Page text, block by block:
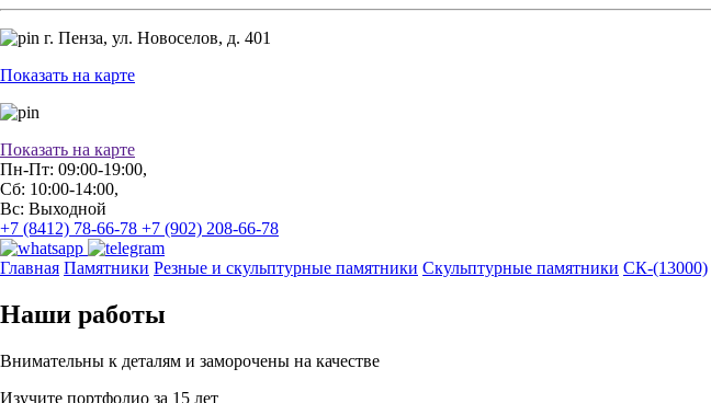
г. Пенза, ул. Новоселов, д. 401
Показать на карте
Показать на карте
Пн-Пт: 09:00-19:00,
Сб: 10:00-14:00,
Вс: Выходной
+7 (8412) 78-66-78 +7 (902) 208-66-78
Главная Памятники Резные и скульптурные памятники Скульптурные памятники СК-(13000)
Наши работы
Внимательны к деталям и заморочены на качестве
Изучите портфолио за 15 лет